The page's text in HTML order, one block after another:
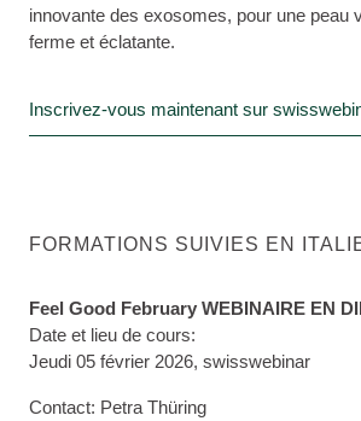
innovante des exosomes, pour une peau
ferme et éclatante.
Inscrivez-vous maintenant sur
FORMATIONS SUIVIES EN
Feel Good February WEBINAIRE EN
Date et lieu de cours:
Jeudi 05 février 2026, swisswebinar
Contact: Petra Thüring